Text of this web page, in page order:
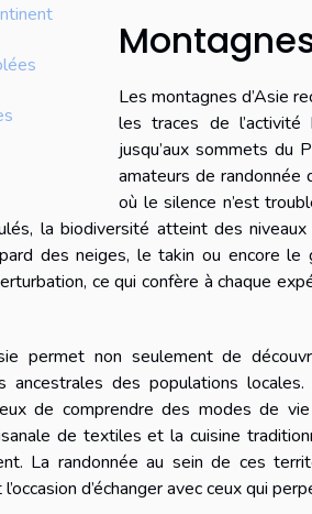
Les montagnes d’Asie
les traces de l’activité
jusqu’aux sommets du
amateurs de
où le silence n’est
la biodiversité atteint des
des neiges, le takin ou encore le
ce qui confère à chaque
permet non seulement de
ancestrales des populations
de comprendre des modes de
de textiles et la cuisine
La randonnée au sein de ces
d’échanger avec ceux qui